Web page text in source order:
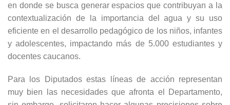
en donde se busca generar espacios que contribuyan a la
contextualización de la importancia del agua y su uso
eficiente en el desarrollo pedagógico de los niños, infantes
y adolescentes, impactando más de 5.000 estudiantes y
docentes caucanos.
Para los Diputados estas líneas de acción representan
muy bien las necesidades que afronta el Departamento,